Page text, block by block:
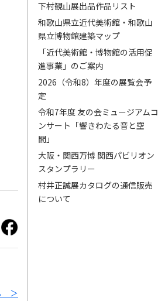
＞
下村観山展出品作品リスト
和歌山県立近代美術館・和歌山
県立博物館建築マップ
「近代美術館・博物館の活用促
進事業」のご案内
2026（令和8）年度の展覧会予
定
令和7年度 友の会ミュージアムコ
ンサート「響きわたる音と空
間」
大阪・関西万博 関西パビリオン
スタンプラリー
村井正誠展カタログの通信販売
について